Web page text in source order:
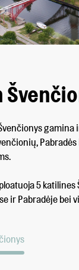
5
ir Pabradėje bei